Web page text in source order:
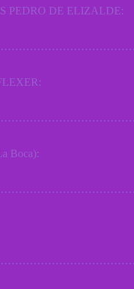
PEDRO DE ELIZALDE:
Boca):